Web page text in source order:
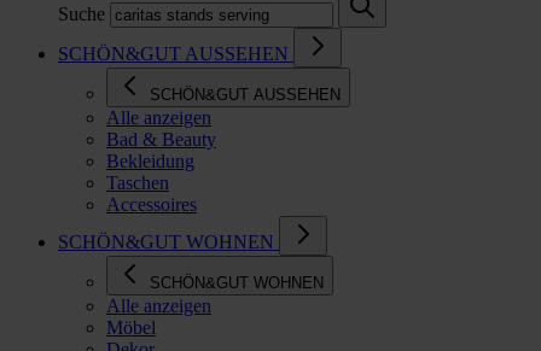
Suche
SCHÖN&GUT AUSSEHEN
SCHÖN&GUT AUSSEHEN
Alle anzeigen
Bad & Beauty
Bekleidung
Taschen
Accessoires
SCHÖN&GUT WOHNEN
SCHÖN&GUT WOHNEN
Alle anzeigen
Möbel